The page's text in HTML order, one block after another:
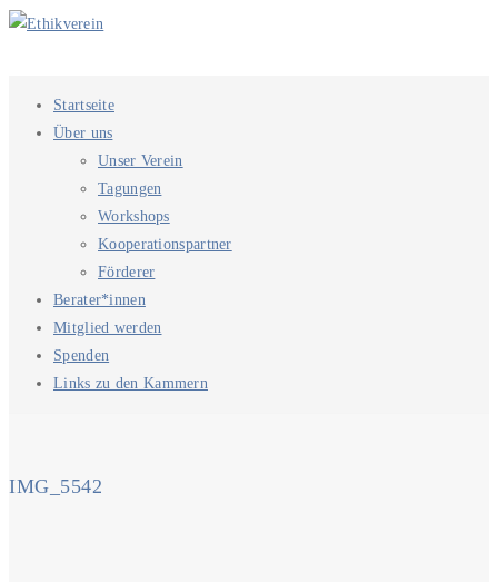
Startseite
Über uns
Unser Verein
Tagungen
Workshops
Kooperationspartner
Förderer
Berater*innen
Mitglied werden
Spenden
Links zu den Kammern
IMG_5542